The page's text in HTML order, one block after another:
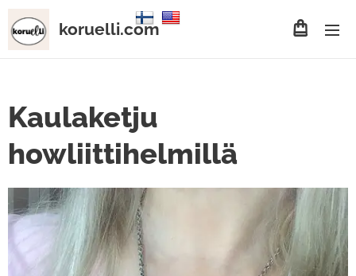
koruelli.com
Kaulaketju
howliittihelmillä